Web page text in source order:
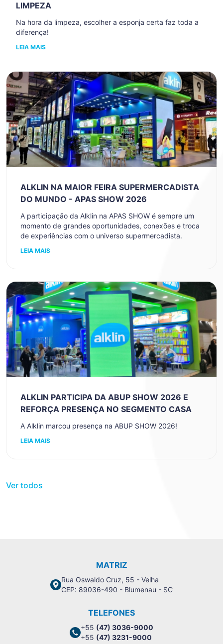
LIMPEZA
Na hora da limpeza, escolher a esponja certa faz toda a
diferença!
LEIA MAIS
ALKLIN NA MAIOR FEIRA SUPERMERCADISTA
DO MUNDO - APAS SHOW 2026
A participação da Alklin na APAS SHOW é sempre um
momento de grandes oportunidades, conexões e troca
de experiências com o universo supermercadista.
LEIA MAIS
ALKLIN PARTICIPA DA ABUP SHOW 2026 E
REFORÇA PRESENÇA NO SEGMENTO CASA
A Alklin marcou presença na ABUP SHOW 2026!
LEIA MAIS
Ver todos
MATRIZ
Rua Oswaldo Cruz, 55 - Velha
CEP: 89036-490 - Blumenau - SC
TELEFONES
+55 (47) 3036-9000
+55 (47) 3231-9000